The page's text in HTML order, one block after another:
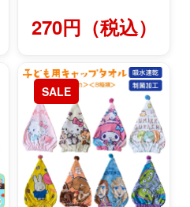
270円（税込）
SALE